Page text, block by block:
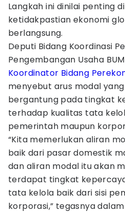
Langkah ini dinilai penting
ketidakpastian ekonomi
berlangsung.
Deputi Bidang Koordinasi
Pengembangan Usaha
Koordinator Bidang
menyebut arus modal
bergantung pada tingkat
terhadap kualitas tata
pemerintah maupun
“Kita memerlukan aliran
baik dari pasar domestik
dan aliran modal itu akan
terdapat tingkat
tata kelola baik dari sisi
korporasi,” tegasnya